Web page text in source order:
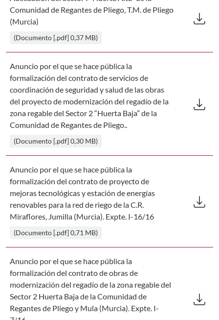
Comunidad de Regantes de Pliego, T.M. de Pliego
(Murcia)
(Documento [.pdf] 0,37 MB)
download
Anuncio por el que se hace pública la
formalización del contrato de servicios de
coordinación de seguridad y salud de las obras
del proyecto de modernización del regadío de la
zona regable del Sector 2 “Huerta Baja” de la
Comunidad de Regantes de Pliego..
(Documento [.pdf] 0,30 MB)
download
Anuncio por el que se hace pública la
formalización del contrato de proyecto de
mejoras tecnológicas y estación de energías
renovables para la red de riego de la C.R.
Miraflores, Jumilla (Murcia). Expte. I-16/16
(Documento [.pdf] 0,71 MB)
download
Anuncio por el que se hace pública la
formalización del contrato de obras de
modernización del regadío de la zona regable del
Sector 2 Huerta Baja de la Comunidad de
Regantes de Pliego y Mula (Murcia). Expte. I-
download